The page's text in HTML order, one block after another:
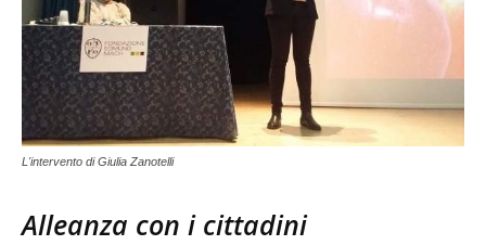
L'intervento di Giulia Zanotelli
Alleanza con i cittadini